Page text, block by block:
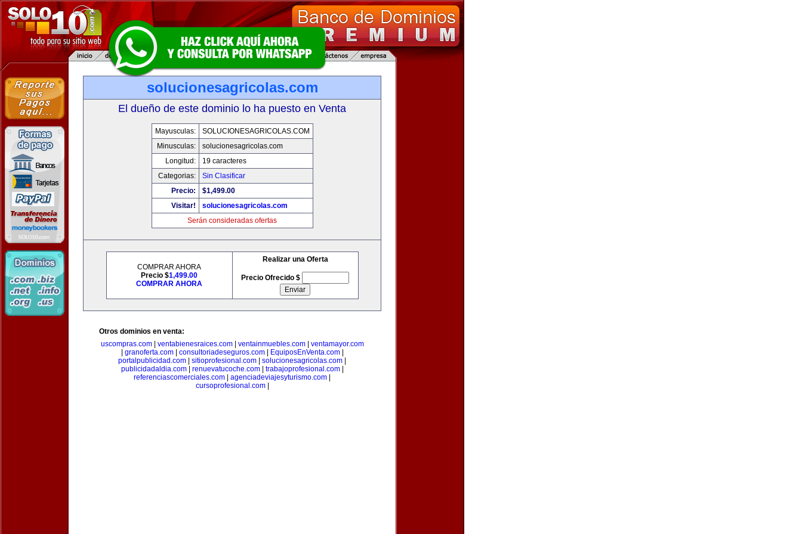
solucionesagricolas.com
El dueño de este dominio lo ha puesto en Venta
Mayusculas:
SOLUCIONESAGRICOLAS.COM
Minusculas:
solucionesagricolas.com
Longitud:
19 caracteres
Categorias:
Sin Clasificar
Precio:
$1,499.00
Visitar!
solucionesagricolas.com
Serán consideradas ofertas
COMPRAR AHORA
Precio $1,499.00
COMPRAR AHORA
Realizar una Oferta
Precio Ofrecido $
Otros dominios en venta:
uscompras.com| ventabienesraices.com| ventainmuebles.com| ventamayor.com
granoferta.com| consultoriadeseguros.com| EquiposEnVenta.com|
portalpublicidad.com
sitioprofesional.com solucionesagricolas.com
publicidadaldia.com| renuevatucoche.com| trabajoprofesional.com|
referenciascomerciales.com
agenciadeviajesyturismo.com
cursoprofesional.com|